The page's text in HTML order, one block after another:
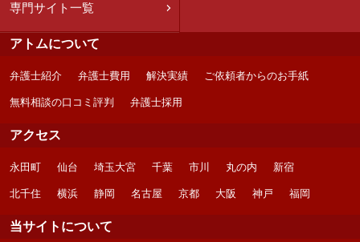
専門サイト一覧
アトムについて
弁護士紹介 弁護士費用 解決実績 ご依頼者からのお手紙
無料相談の口コミ評判 弁護士採用
アクセス
永田町 仙台 埼玉大宮 千葉 市川 丸の内 新宿
北千住 横浜 静岡 名古屋 京都 大阪 神戸 福岡
当サイトについて